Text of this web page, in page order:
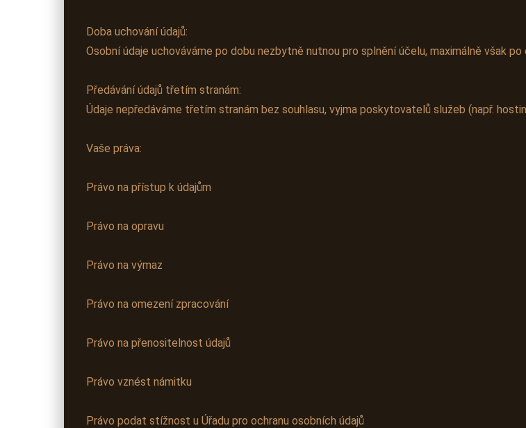
Doba uchování údajů:
Osobní údaje uchováváme po dobu nezbytně nutnou pro splnění účelu, maximálně však
Předávání údajů třetím stranám:
Údaje nepředáváme třetím stranám bez souhlasu, vyjma poskytovatelů služeb (např.
Vaše práva:
Právo na přístup k údajům
Právo na opravu
Právo na výmaz
Právo na omezení zpracování
Právo na přenositelnost údajů
Právo vznést námitku
Právo podat stížnost u Úřadu pro ochranu osobních údajů